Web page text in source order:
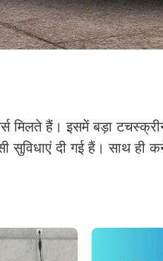
मिलते हैं। इसमें बड़ा
सुविधाएं दी गई हैं। साथ ही